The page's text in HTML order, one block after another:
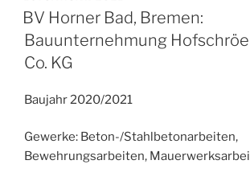
AM
BV Horner Bad, Bremen:
Bauunternehmung
Co. KG
Baujahr 2020/2021
Gewerke: Beton-/Stahlbetonarbeiten,
Bewehrungsarbeiten,